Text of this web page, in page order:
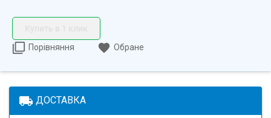
Порівняння
Обране
local_shipping ДОСТАВКА